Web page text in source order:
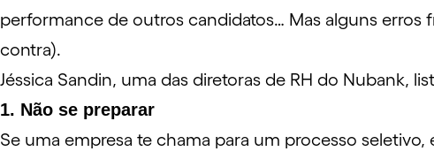
performance de outros candidatos… Mas alguns
contra).
Jéssica Sandin, uma das diretoras de RH do Nubank,
1. Não se preparar
Se uma empresa te chama para um processo